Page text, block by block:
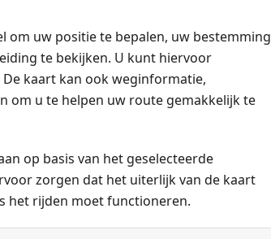
om uw positie te bepalen, uw bestemming
te bekijken. U kunt hiervoor
kaart kan ook weginformatie,
om u te helpen uw route gemakkelijk te
op basis van het geselecteerde
zorgen dat het uiterlijk van de kaart
het rijden moet functioneren.